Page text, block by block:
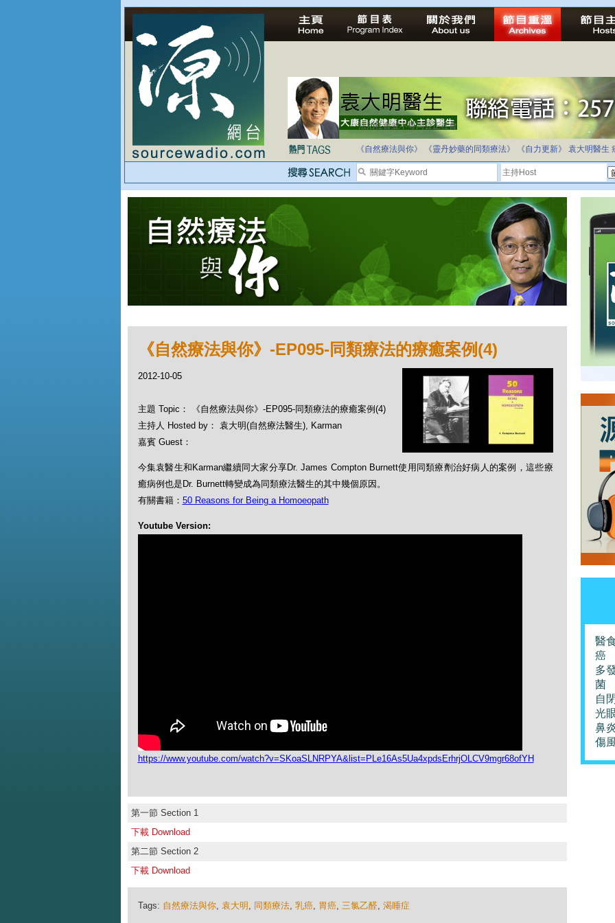
法治社會並不等同公正社會
自家教育合法化-推動多元化教育，全民學卷制
《自然療法與你》
《靈丹妙藥的同類療法》 《自力更新》 袁大明醫生
《自然療法與你》-EP095-同類療法的療癒案例(4)
2012-10-05
主題 Topic： 《自然療法與你》-EP095-同類療法的療癒案例(4)
主持人 Hosted by： 袁大明(自然療法醫生), Karman
嘉賓 Guest：
今集袁醫生和Karman繼續同大家分享Dr. James Compton Burnett使用同類療劑治好病人的案例，這些療
癒病例也是Dr. Burnett轉變成為同類療法醫生的其中幾個原因。
有關書籍： 50 Reasons for Being a Homoeopath
Youtube Version:
https://www.youtube.com/watch?v=SKoaSLNRPYA&list=PLe16As5Ua4xpdsErhrjOLCV9mgr68ofYH
第一節 Section 1
下載 Download
第二節 Section 2
下載 Download
Tags: 自然療法與你, 袁大明 , 同類療法, 乳癌, 胃癌, 三氯乙醛, 渴睡症
醫
癌
多
菌
自
光
鼻
傷